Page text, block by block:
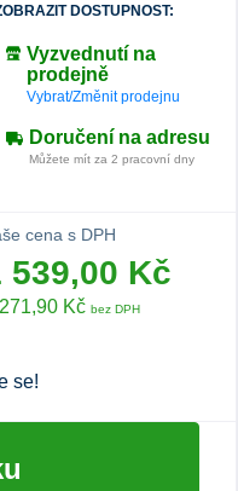
DOSTUPNOST:
Vyzvednutí na
prodejně
Vybrat/Změnit prodejnu
Doručení na adresu
Můžete mít za 2 pracovní dny
cena s DPH
539,00 Kč
Kč bez DPH
se!